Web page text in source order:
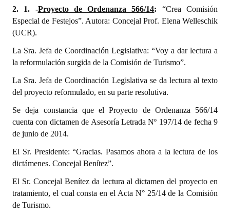
2. 1. -Proyecto de Ordenanza 566/14: “Crea Comisión
Especial de Festejos”. Autora: Concejal Prof. Elena Welleschik
(UCR).
La Sra. Jefa de Coordinación Legislativa: “Voy a dar lectura a
la reformulación surgida de la Comisión de Turismo”.
La Sra. Jefa de Coordinación Legislativa se da lectura al texto
del proyecto reformulado, en su parte resolutiva.
Se deja constancia que el Proyecto de Ordenanza 566/14
cuenta con dictamen de Asesoría Letrada Nº 197/14 de fecha 9
de junio de 2014.
El Sr. Presidente: “Gracias. Pasamos ahora a la lectura de los
dictámenes. Concejal Benítez”.
El Sr. Concejal Benítez da lectura al dictamen del proyecto en
tratamiento, el cual consta en el Acta N° 25/14 de la Comisión
de Turismo.